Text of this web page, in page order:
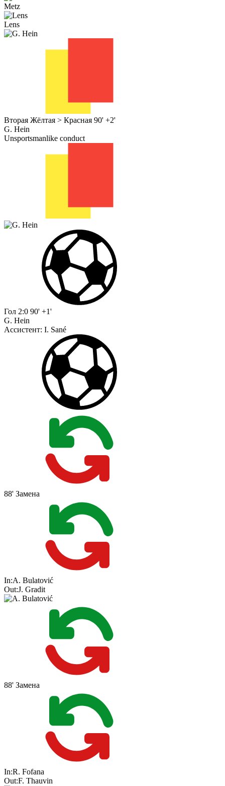
Metz
Lens
Вторая Жёлтая > Красная 90' +2'
G. Hein
Unsportsmanlike conduct
Гол 2:0 90' +1'
G. Hein
Ассистент: I. Sané
88' Замена
In:A. Bulatović
Out:J. Gradit
88' Замена
In:R. Fofana
Out:F. Thauvin